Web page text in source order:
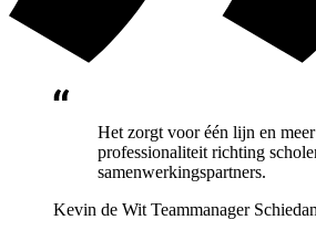
Het zorgt voor één lijn en meer
professionaliteit richting
samenwerkingspartners.
Kevin de WitTeammanager